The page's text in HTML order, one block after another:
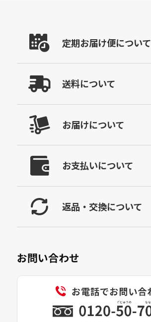
定期お届け便について
送料について
お届けについて
お支払いについて
返品・交換について
お問い合わせ